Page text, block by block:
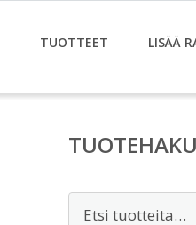
TUOTTEET LISÄÄ
TUOTEHAKU